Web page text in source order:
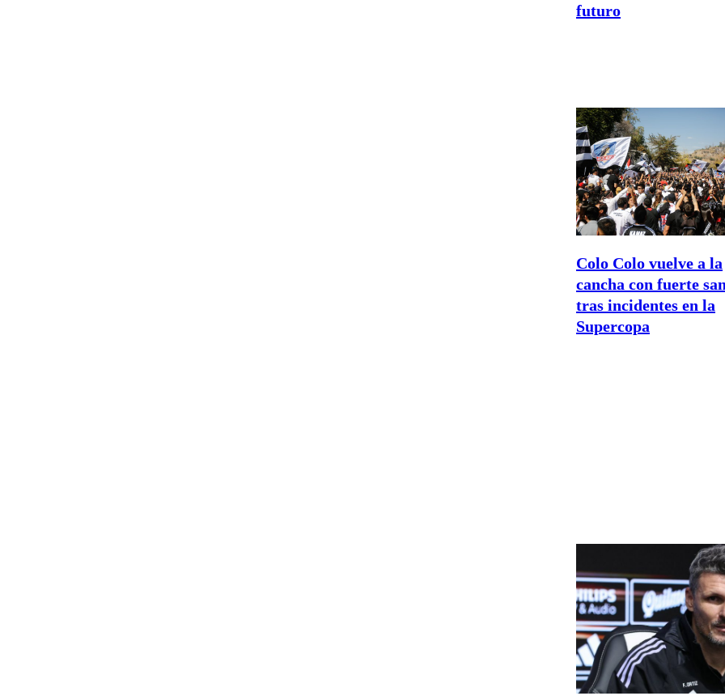
futuro
Colo Colo vuelve a la
cancha con fuerte
tras incidentes en la
Supercopa